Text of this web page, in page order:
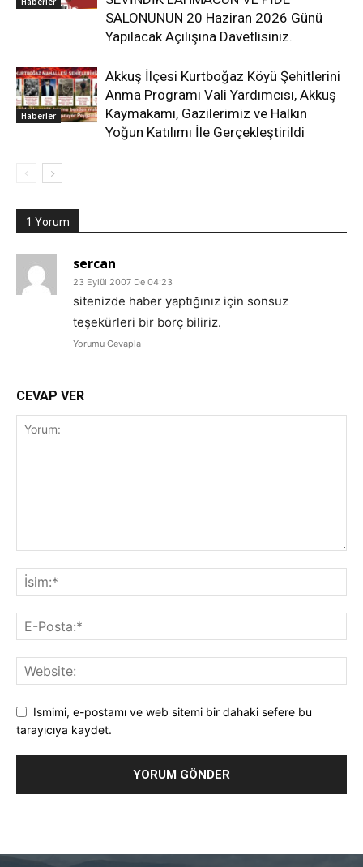
SALONUNUN 20 Haziran 2026 Günü
Yapılacak Açılışına Davetlisiniz.
Haberler
Akkuş İlçesi Kurtboğaz Köyü Şehitlerini
Anma Programı Vali Yardımcısı, Akkuş
Kaymakamı, Gazilerimiz ve Halkın
Yoğun Katılımı İle Gerçekleştirildi
1 Yorum
sercan
23 Eylül 2007 De 04:23
sitenizde haber yaptığınız için sonsuz
teşekürleri bir borç biliriz.
Yorumu Cevapla
CEVAP VER
Ismimi, e-postamı ve web sitemi bir dahaki sefere bu
tarayıcıya kaydet.